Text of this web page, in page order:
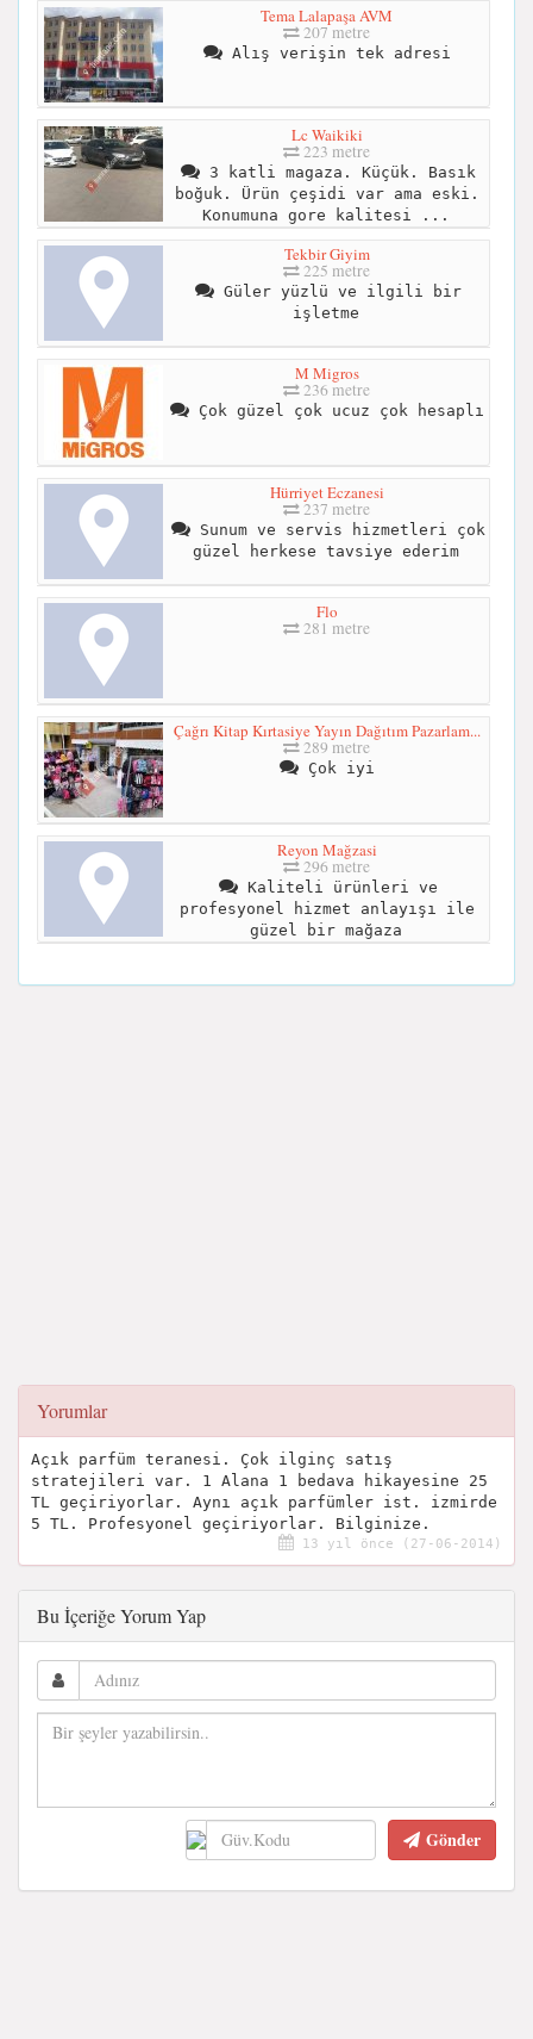
Tema Lalapaşa AVM
207 metre
Alış verişin tek adresi
Lc Waikiki
223 metre
3 katli magaza. Küçük. Basık
boğuk. Ürün çeşidi var ama eski.
Konumuna gore kalitesi ...
Tekbir Giyim
225 metre
Güler yüzlü ve ilgili bir
işletme
M Migros
236 metre
Çok güzel çok ucuz çok hesaplı
Hürriyet Eczanesi
237 metre
Sunum ve servis hizmetleri çok
güzel herkese tavsiye ederim
Flo
281 metre
Çağrı Kitap Kırtasiye Yayın Dağıtım Pazarlam...
289 metre
Çok iyi
Reyon Mağzasi
296 metre
Kaliteli ürünleri ve
profesyonel hizmet anlayışı ile
güzel bir mağaza
Yorumlar
Açık parfüm teranesi. Çok ilginç satış
stratejileri var. 1 Alana 1 bedava hikayesine 25
TL geçiriyorlar. Aynı açık parfümler ist. izmirde
5 TL. Profesyonel geçiriyorlar. Bilginize.
13 yıl önce (27-06-2014)
Bu İçeriğe Yorum Yap
Gönder